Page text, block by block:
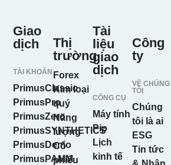
Giao
dịch
TÀI KHOẢN
PrimusClassic
PrimusPro
PrimusZero
PrimusSYNTHETICS
PrimusDemo
PrimusPAMM
Thị
trường
Forex
Kim loại
quý
Năng
lượng
Cổ
phiếu
Tài
liệu
giao
dịch
CÔNG CỤ
Máy tính
Pip
Lịch
kinh tế
Công
ty
VỀ CHÚNG
TÔI
Chúng
tôi là ai
ESG
Tin tức